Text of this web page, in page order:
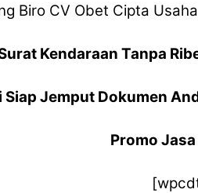
Biro CV Obet Cipta
Kendaraan Tanpa
Siap Jemput Dokumen
Promo